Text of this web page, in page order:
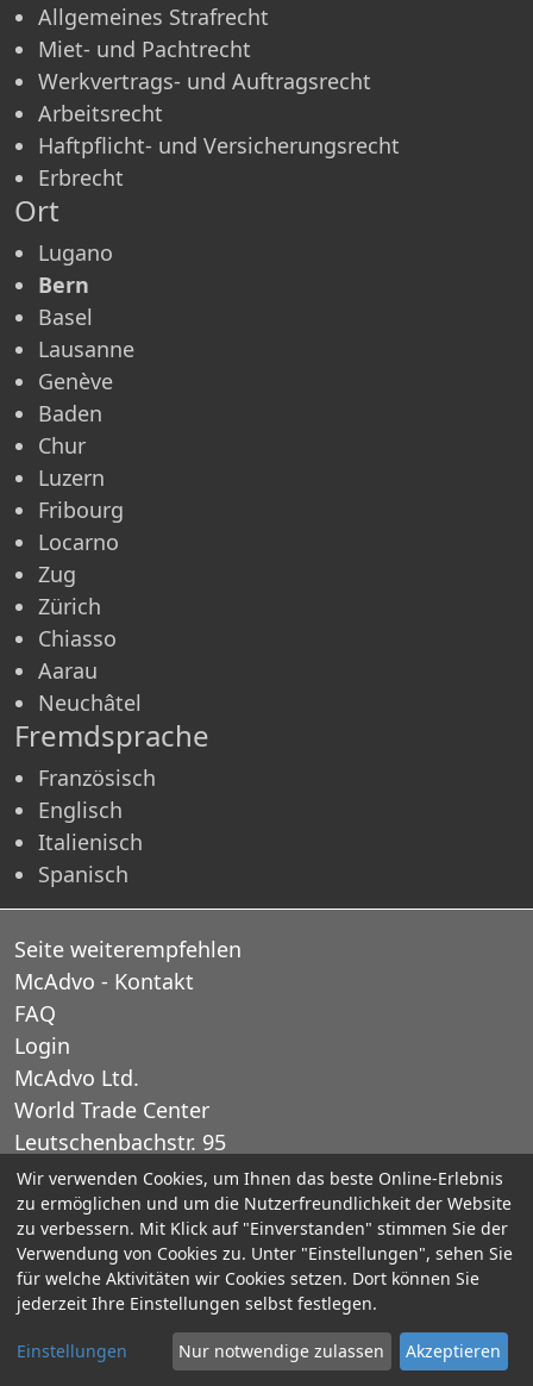
Allgemeines Strafrecht
Miet- und Pachtrecht
Werkvertrags- und Auftragsrecht
Arbeitsrecht
Haftpflicht- und Versicherungsrecht
Erbrecht
Ort
Lugano
Bern
Basel
Lausanne
Genève
Baden
Chur
Luzern
Fribourg
Locarno
Zug
Zürich
Chiasso
Aarau
Neuchâtel
Fremdsprache
Französisch
Englisch
Italienisch
Spanisch
Seite weiterempfehlen
McAdvo - Kontakt
FAQ
Login
McAdvo Ltd.
World Trade Center
Leutschenbachstr. 95
CH-8050 Zurich
Schweiz
E-Mail: office@mcadvo.com
© 2005-2025 McAdvo Ltd.
Impressum
Kontaktieren Sie uns
Wir verwenden Cookies, um Ihnen das beste Online-Erlebnis
zu ermöglichen und um die Nutzerfreundlichkeit der Website
zu verbessern. Mit Klick auf "Einverstanden" stimmen Sie der
Verwendung von Cookies zu. Unter "Einstellungen", sehen Sie
für welche Aktivitäten wir Cookies setzen. Dort können Sie
jederzeit Ihre Einstellungen selbst festlegen.
Einstellungen Nur notwendige zulassen Akzeptieren